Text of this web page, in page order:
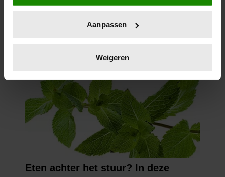
locatie, die tot een paar meter nauwkeurig kan zijn
scannen op specifieke eigenschappen (fingerprinting)
verwerkt en stel uw voorkeuren in het
intrekken in de Cookieverklaring.
We gebruiken cookies om content en advertenties te
personaliseren, om functies voor social media te bieden
en om ons websiteverkeer te analyseren. Ook delen we
informatie over uw gebruik van onze site met onze
partners voor social media, adverteren en analyse. Deze
partners kunnen deze gegevens combineren met andere
Aanpassen
Weigeren